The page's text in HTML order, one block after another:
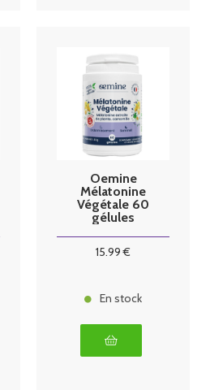
Oemine
Mélatonine
Végétale 60
gélules
15.99 €
En stock